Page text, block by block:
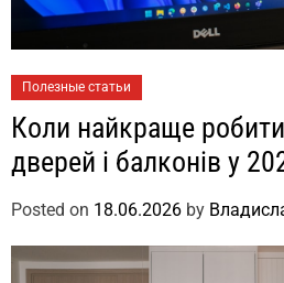
Полезные статьи
Коли найкраще
дверей і балконів у
Posted on 18.06.2026 by